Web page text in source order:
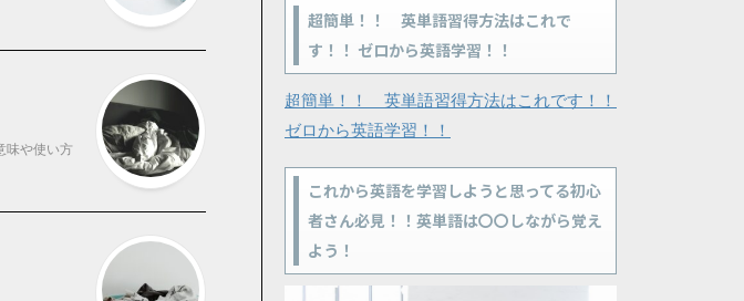
や使い方
超簡単！！ 英単語習得方法はこれで
す！！ ゼロから英語学習！！
超簡単！！ 英単語習得方法はこれです！！
ゼロから英語学習！！
これから英語を学習しようと思ってる初心
者さん必見！！英単語は〇〇しながら覚え
よう！